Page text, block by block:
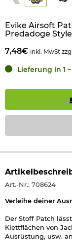
Evike Airsoft
Predadoge
7,48€ inkl. MwSt
Lieferung in 1
Art.-Nr.: 708624
Verleihe deiner
Der Stoff Patch
Klettflächen von
Ausrüstung, usw.